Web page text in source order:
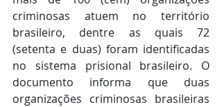
criminosas atuem no território
brasileiro, dentre as quais 72
(setenta e duas) foram identificadas
no sistema prisional brasileiro. O
documento informa que duas
organizações criminosas brasileiras